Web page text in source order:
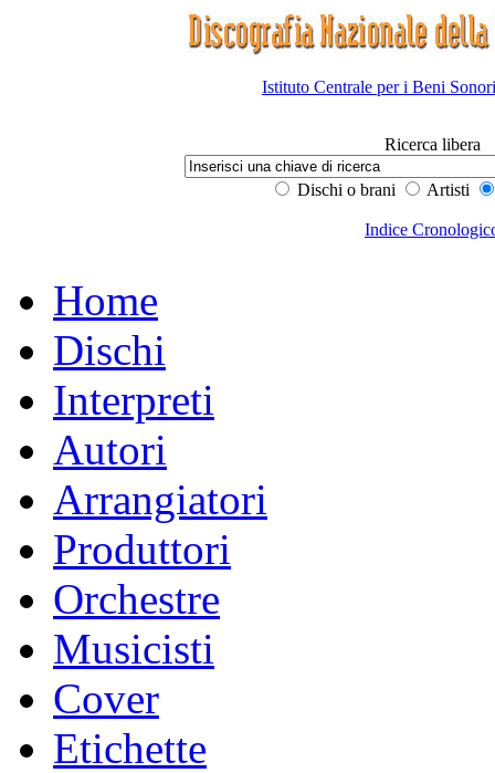
Istituto Centrale per i Beni
Ricerca libera
Dischi o brani Artisti
Indice
Home
Dischi
Interpreti
Autori
Arrangiatori
Produttori
Orchestre
Musicisti
Cover
Etichette